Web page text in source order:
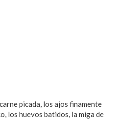
picada, los ajos finamente
los huevos batidos, la miga de